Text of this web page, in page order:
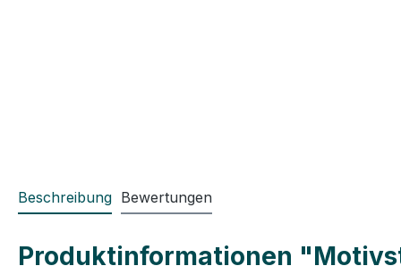
Beschreibung Bewertungen
Produktinformationen